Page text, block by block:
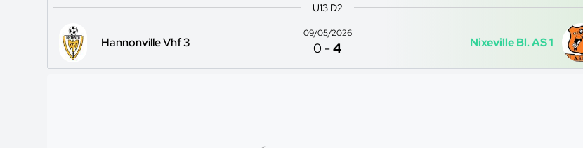
U13 D2
Hannonville Vhf 3
09/05/2026
0 -4 Nixeville Bl. AS 1